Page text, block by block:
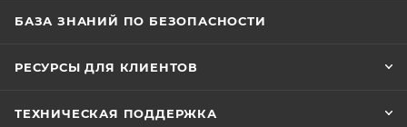
БАЗА ЗНАНИЙ ПО БЕЗОПАСНОСТИ
РЕСУРСЫ ДЛЯ КЛИЕНТОВ
ТЕХНИЧЕСКАЯ ПОДДЕРЖКА